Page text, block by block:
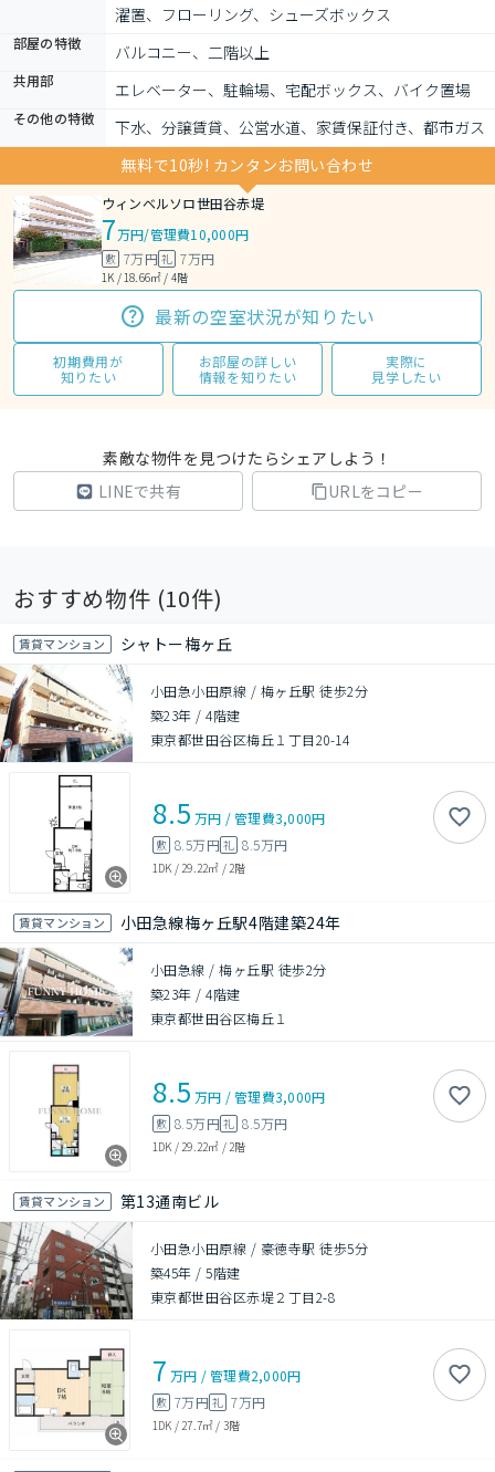
濯置、フローリング、シューズボックス
部屋の特徴 バルコニー、二階以上
共用部 エレベーター、駐輪場、宅配ボックス、バイク置場
その他の特徴
下水、分譲賃貸、公営水道、家賃保証付き、都市ガス
無料で10秒! カンタンお問い合わせ
ウィンベルソロ世田谷赤堤
7万円/管理費10,000円
敷 7万円礼 7万円
1K / 18.66㎡ / 4階
最新の空室状況が知りたい
初期費用が
知りたい
お部屋の詳しい
情報を知りたい
実際に
見学したい
素敵な物件を見つけたらシェアしよう！
LINEで共有
URLをコピー
おすすめ物件 (10件)
賃貸マンション シャトー梅ヶ丘
小田急小田原線 / 梅ヶ丘駅 徒歩2分
築23年 /4階建
東京都世田谷区梅丘１丁目20-14
8.5 万円 /管理費3,000円
敷 8.5万円礼 8.5万円
1DK / 29.22㎡ / 2階
賃貸マンション 小田急線梅ヶ丘駅4階建築24年
小田急線 / 梅ヶ丘駅 徒歩2分
築23年 /4階建
東京都世田谷区梅丘１
8.5 万円 /管理費3,000円
敷 8.5万円礼 8.5万円
1DK / 29.22㎡ / 2階
賃貸マンション 第13通南ビル
小田急小田原線 / 豪徳寺駅 徒歩5分
築45年 /5階建
東京都世田谷区赤堤２丁目2-8
7 万円 /管理費2,000円
敷 7万円礼 7万円
1DK / 27.7㎡ / 3階